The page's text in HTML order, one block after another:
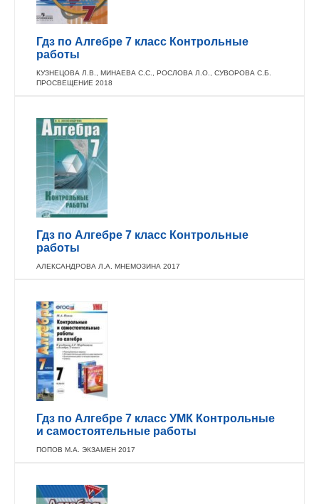
Гдз по Алгебре 7 класс Контрольные
работы
КУЗНЕЦОВА Л.В., МИНАЕВА С.С., РОСЛОВА Л.О., СУВОРОВА С.Б.
ПРОСВЕЩЕНИЕ 2018
Гдз по Алгебре 7 класс Контрольные
работы
АЛЕКСАНДРОВА Л.А. МНЕМОЗИНА 2017
Гдз по Алгебре 7 класс УМК Контрольные
и самостоятельные работы
ПОПОВ М.А. ЭКЗАМЕН 2017